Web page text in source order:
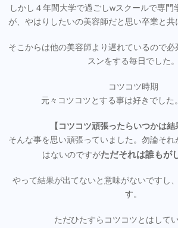
しかし４年間大学で過ごしwスクールで専門
が、やはりしたいの美容師だと思い卒業と共
そこからは他の美容師より遅れているので必
スンをする毎日でした。
コツコツ時期
元々コツコツとする事は好きでした
【コツコツ頑張ったらいつかは結
そんな事を思い頑張っていました。勿論そ
はないのですがただそれは誰もが
やって結果が出てないと意味がないですし
す。
ただひたすらコツコツとはしてい